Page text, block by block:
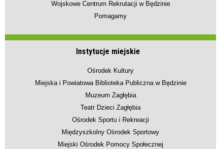
Wojskowe Centrum Rekrutacji w Będzinie
Pomagamy
Instytucje miejskie
Ośrodek Kultury
Miejska i Powiatowa Biblioteka Publiczna w Będzinie
Muzeum Zagłębia
Teatr Dzieci Zagłębia
Ośrodek Sportu i Rekreacji
Międzyszkolny Ośrodek Sportowy
Miejski Ośrodek Pomocy Społecznej